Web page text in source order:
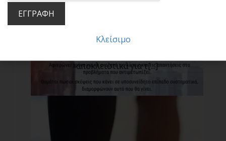
επαγγελματία!
αποκλειστικά για τ[...]
ΕΓΓΡΑΦΗ
Κλείσιμο